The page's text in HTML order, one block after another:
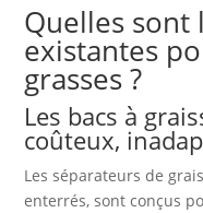
Quelles sont
existantes
grasses ?
Les bacs à
coûteux,
Les séparateurs de
enterrés, sont conçus